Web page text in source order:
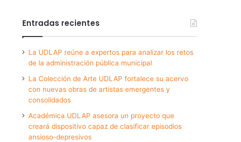
Entradas recientes
La UDLAP reúne a expertos para analizar los retos
de la administración pública municipal
La Colección de Arte UDLAP fortalece su acervo
con nuevas obras de artistas emergentes y
consolidados
Académica UDLAP asesora un proyecto que
creará dispositivo capaz de clasificar episodios
ansioso-depresivos